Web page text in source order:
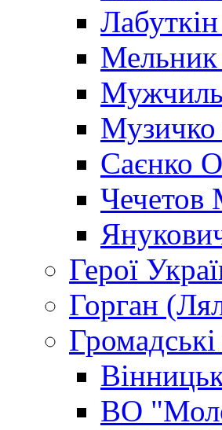
Мужчиль
Музичко
Саєнко
Чечетов
Герої
Горган
Громадські
ВО